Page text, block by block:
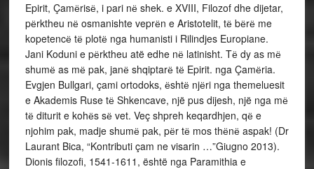
Epirit, Çamёrisё, i pari nё shek. e XVIII, Filozof dhe dijetar,
pёrktheu nё osmanishte veprёn e Aristotelit, tё bёrё me
kopetencё tё plotё nga humanisti i Rilindjes Europiane.
Jani Koduni e pёrktheu atë edhe nё latinisht. Tё dy as mё
shumё as mё pak, janё shqiptarё tё Epirit. nga Çamёria.
Evgjen Bullgari, çami ortodoks, ёshtё njёri nga themeluesit
e Akademis Ruse tё Shkencave, një pus dijesh, një nga mё
tё diturit e kohёs sё vet. Veç shpreh keqardhjen, qё e
njohim pak, madje shumё pak, pёr tё mos thёnё aspak! (Dr
Laurant Bica, “Kontributi çam ne visarin …”Giugno 2013).
Dionis filozofi, 1541-1611, është nga Paramithia e